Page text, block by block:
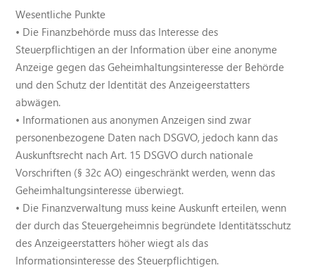
Wesentliche Punkte
• Die Finanzbehörde muss das Interesse des
Steuerpflichtigen an der Information über eine anonyme
Anzeige gegen das Geheimhaltungsinteresse der Behörde
und den Schutz der Identität des Anzeigeerstatters
abwägen.
• Informationen aus anonymen Anzeigen sind zwar
personenbezogene Daten nach DSGVO, jedoch kann das
Auskunftsrecht nach Art. 15 DSGVO durch nationale
Vorschriften (§ 32c AO) eingeschränkt werden, wenn das
Geheimhaltungsinteresse überwiegt.
• Die Finanzverwaltung muss keine Auskunft erteilen, wenn
der durch das Steuergeheimnis begründete Identitätsschutz
des Anzeigeerstatters höher wiegt als das
Informationsinteresse des Steuerpflichtigen.